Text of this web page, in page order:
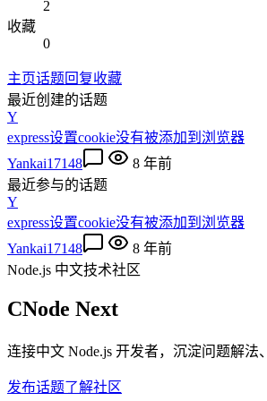
2
收藏
0
主页话题回复收藏
最近创建的话题
Y
express设置cookie没有被添加到浏览器
Yankai17148
8 年前
最近参与的话题
Y
express设置cookie没有被添加到浏览器
Yankai17148
8 年前
Node.js 中文技术社区
CNode Next
连接中文 Node.js 开发者，沉淀问题解法
发布话题了解社区